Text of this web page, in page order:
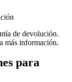
de devolución.
más información.
para